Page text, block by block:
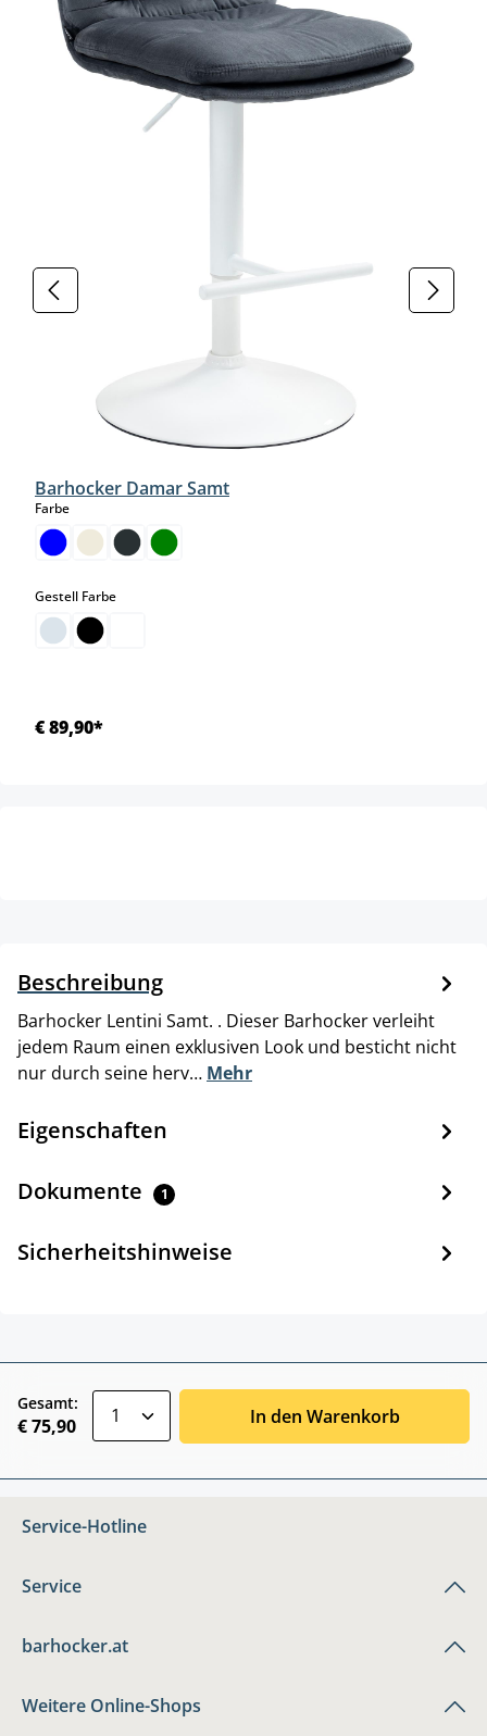
Barhocker Damar Samt
Farbeauswählen
Gestell Farbeauswählen
€ 89,90*
Beschreibung
Barhocker Lentini Samt. . Dieser Barhocker verleiht
jedem Raum einen exklusiven Look und besticht nicht
nur durch seine herv… Mehr
Eigenschaften
Dokumente 1
Sicherheitshinweise
Gesamt:
€ 75,90 In den Warenkorb
Service-Hotline
Service
barhocker.at
Weitere Online-Shops